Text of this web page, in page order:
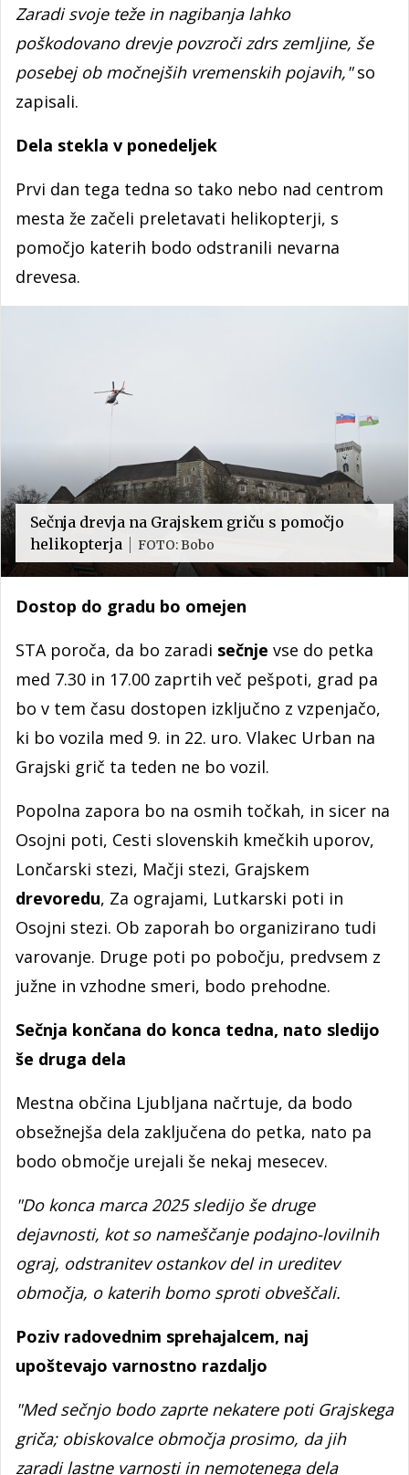
Zaradi svoje teže in nagibanja lahko
poškodovano drevje povzroči zdrs zemljine, še
posebej ob močnejših vremenskih pojavih,"so
zapisali.
Dela stekla v ponedeljek
Prvi dan tega tedna so tako nebo nad centrom
mesta že začeli preletavati helikopterji, s
pomočjo katerih bodo odstranili nevarna
drevesa.
Sečnja drevja na Grajskem griču s pomočjo
helikopterja
FOTO: Bobo
Dostop do gradu bo omejen
STA poroča, da bo zaradi sečnje vse do petka
med 7.30 in 17.00 zaprtih več pešpoti, grad pa
bo v tem času dostopen izključno z vzpenjačo,
ki bo vozila med 9. in 22. uro. Vlakec Urban na
Grajski grič ta teden ne bo vozil.
Popolna zapora bo na osmih točkah, in sicer na
Osojni poti, Cesti slovenskih kmečkih uporov,
Lončarski stezi, Mačji stezi, Grajskem
drevoredu, Za ograjami, Lutkarski poti in
Osojni stezi. Ob zaporah bo organizirano tudi
varovanje. Druge poti po pobočju, predvsem z
južne in vzhodne smeri, bodo prehodne.
Sečnja končana do konca tedna, nato sledijo
še druga dela
Mestna občina Ljubljana načrtuje, da bodo
obsežnejša dela zaključena do petka, nato pa
bodo območje urejali še nekaj mesecev.
"Do konca marca 2025 sledijo še druge
dejavnosti, kot so nameščanje podajno-lovilnih
ograj, odstranitev ostankov del in ureditev
območja, o katerih bomo sproti obveščali.
Poziv radovednim sprehajalcem, naj
upoštevajo varnostno razdaljo
"Med sečnjo bodo zaprte nekatere poti Grajskega
griča; obiskovalce območja prosimo, da jih
zaradi lastne varnosti in nemotenega dela